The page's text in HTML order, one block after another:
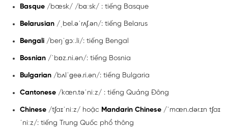
Basque /bæsk/ /bɑːsk/ : tiếng Basque
Belarusian /ˌbel.əˈrʌʃ.ən/: tiếng Belarus
Bengali /beŋˈɡɔː.li/: tiếng Bengal
Bosnian /ˈbɒz.ni.ən/: tiếng Bosnia
Bulgarian /bʌlˈɡeə.ri.ən/: tiếng Bulgaria
Cantonese /kæn.təˈniːz/ : tiếng Quảng Đông
Chinese /tʃaɪˈniːz/ hoặc Mandarin Chinese /ˈmæn.dər.ɪn tʃaɪ
ˈniːz/: tiếng Trung Quốc phổ thông